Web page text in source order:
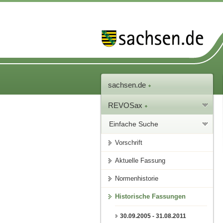
sachsen.de
REVOSax
Einfache Suche
Vorschrift
Aktuelle Fassung
Normenhistorie
Historische Fassungen
30.09.2005 - 31.08.2011